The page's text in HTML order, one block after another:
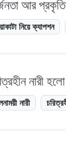
আর
নিয়ে ক্যাপশন
নারী
নারী